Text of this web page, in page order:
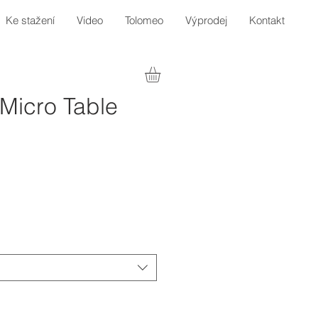
Ke stažení Video Tolomeo Výprodej Kontakt
Table